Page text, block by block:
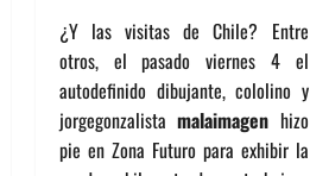
¿Y las visitas de Chile? Entre
otros, el pasado viernes 4 el
autodefinido dibujante, cololino y
jorgegonzalistamalaimagen hizo
pie en Zona Futuro para exhibir la